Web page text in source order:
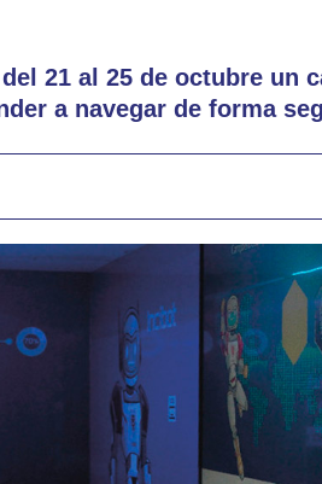
21 al 25 de octubre un
a navegar de forma